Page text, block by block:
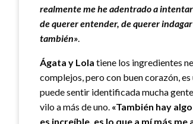
realmente me he adentrado a
de querer entender, de querer
también».
Ágata y Lola tiene los ingredientes
complejos, pero con buen corazón,
puede sentir identificada mucha
vilo a más de uno. «También hay
es increíble, es lo que a mí más